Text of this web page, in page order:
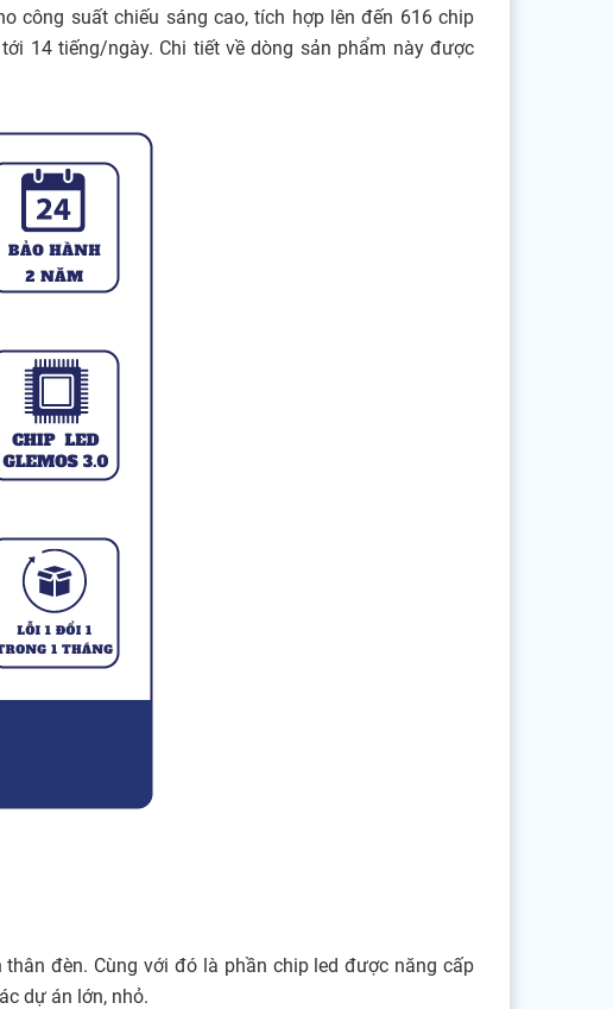
công suất chiếu sáng cao, tích hợp lên đến 616 chip
14 tiếng/ngày. Chi tiết về dòng sản phẩm này được
đèn. Cùng với đó là phần chip led được năng cấp
dự án lớn, nhỏ.